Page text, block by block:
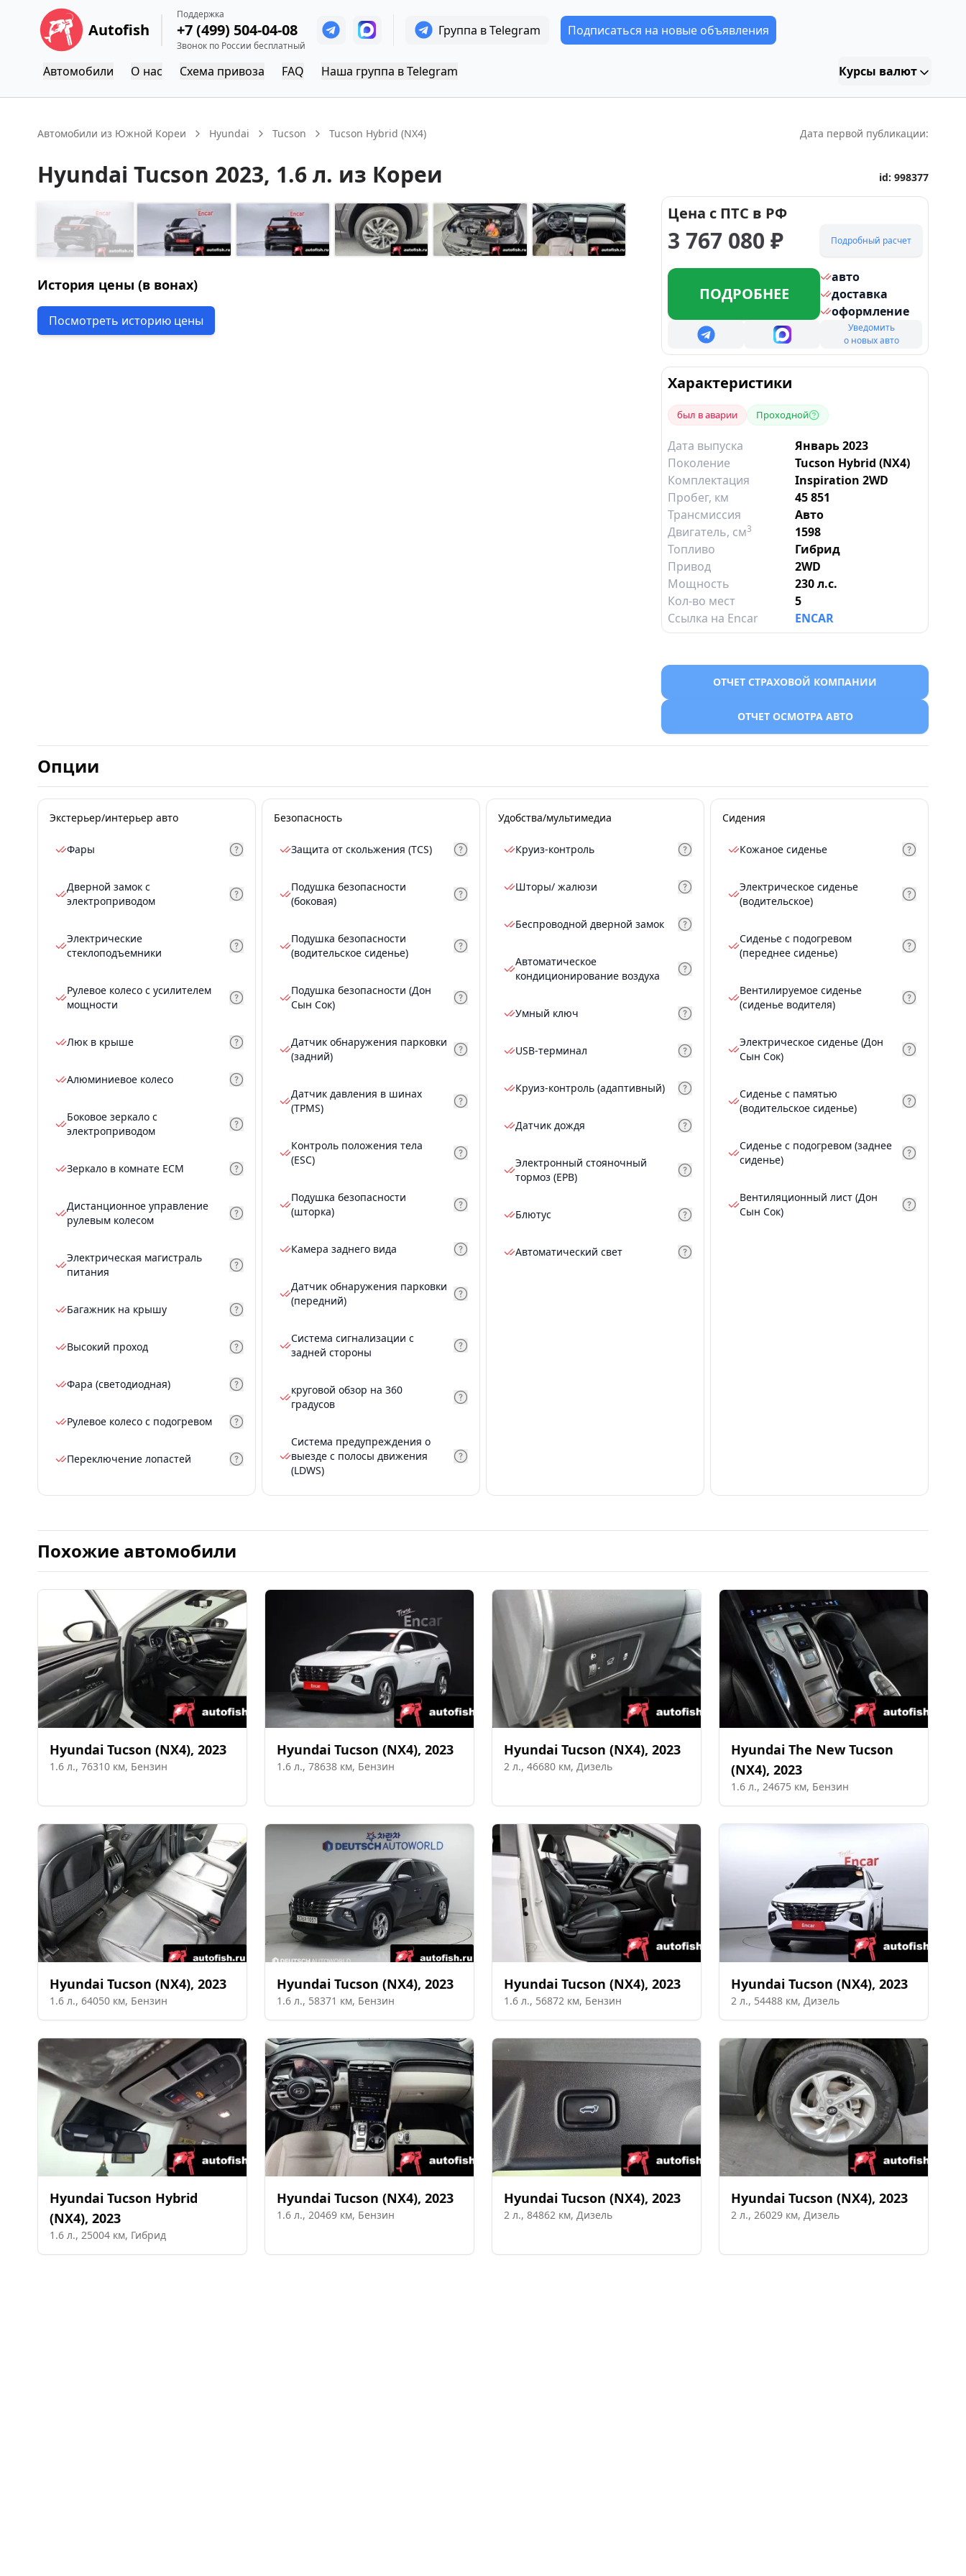
Autofish
Поддержка
+7 (499) 504-04-08
Звонок по России бесплатный
Группа в Telegram Подписаться на новые объявления
Автомобили О нас Схема привоза FAQ Наша группа в Telegram Курсы валют
Автомобили из Южной Кореи Hyundai Tucson Tucson Hybrid (NX4) Дата первой публикации:
Hyundai Tucson 2023, 1.6 л. из Кореи id: 998377
История цены (в вонах)
Посмотреть историю цены
Цена с ПТС в РФ
3 767 080 ₽ Подробный расчет
ПОДРОБНЕЕ
авто
доставка
оформление
Уведомить
о новых авто
Характеристики
был в аварии Проходной
Дата выпуска
Январь 2023
Поколение
Tucson Hybrid (NX4)
Комплектация
Inspiration 2WD
Пробег, км
45 851
Трансмиссия
Авто
Двигатель, см3
1598
Топливо
Гибрид
Привод
2WD
Мощность
230 л.с.
Кол-во мест
5
Ссылка на Encar
ENCAR
ОТЧЕТ СТРАХОВОЙ КОМПАНИИ
ОТЧЕТ ОСМОТРА АВТО
Опции
Экстерьер/интерьер авто
Фары
Дверной замок с
электроприводом
Электрические
стеклоподъемники
Рулевое колесо с усилителем
мощности
Люк в крыше
Алюминиевое колесо
Боковое зеркало с
электроприводом
Зеркало в комнате ECM
Дистанционное управление
рулевым колесом
Электрическая магистраль
питания
Багажник на крышу
Высокий проход
Фара (светодиодная)
Рулевое колесо с подогревом
Переключение лопастей
Безопасность
Защита от скольжения (TCS)
Подушка безопасности
(боковая)
Подушка безопасности
(водительское сиденье)
Подушка безопасности (Дон
Сын Сок)
Датчик обнаружения парковки
(задний)
Датчик давления в шинах
(TPMS)
Контроль положения тела
(ESC)
Подушка безопасности
(шторка)
Камера заднего вида
Датчик обнаружения парковки
(передний)
Система сигнализации с
задней стороны
круговой обзор на 360
градусов
Система предупреждения о
выезде с полосы движения
(LDWS)
Удобства/мультимедиа
Круиз-контроль
Шторы/ жалюзи
Беспроводной дверной замок
Автоматическое
кондиционирование воздуха
Умный ключ
USB-терминал
Круиз-контроль (адаптивный)
Датчик дождя
Электронный стояночный
тормоз (EPB)
Блютус
Автоматический свет
Сидения
Кожаное сиденье
Электрическое сиденье
(водительское)
Сиденье с подогревом
(переднее сиденье)
Вентилируемое сиденье
(сиденье водителя)
Электрическое сиденье (Дон
Сын Сок)
Сиденье с памятью
(водительское сиденье)
Сиденье с подогревом (заднее
сиденье)
Вентиляционный лист (Дон
Сын Сок)
Похожие автомобили
Hyundai Tucson (NX4), 2023
1.6 л., 76310 км, Бензин
Hyundai Tucson (NX4), 2023
1.6 л., 78638 км, Бензин
Hyundai Tucson (NX4), 2023
2 л., 46680 км, Дизель
Hyundai The New Tucson
(NX4), 2023
1.6 л., 24675 км, Бензин
Hyundai Tucson (NX4), 2023
1.6 л., 64050 км, Бензин
Hyundai Tucson (NX4), 2023
1.6 л., 58371 км, Бензин
Hyundai Tucson (NX4), 2023
1.6 л., 56872 км, Бензин
Hyundai Tucson (NX4), 2023
2 л., 54488 км, Дизель
Hyundai Tucson Hybrid
(NX4), 2023
1.6 л., 25004 км, Гибрид
Hyundai Tucson (NX4), 2023
1.6 л., 20469 км, Бензин
Hyundai Tucson (NX4), 2023
2 л., 84862 км, Дизель
Hyundai Tucson (NX4), 2023
2 л., 26029 км, Дизель